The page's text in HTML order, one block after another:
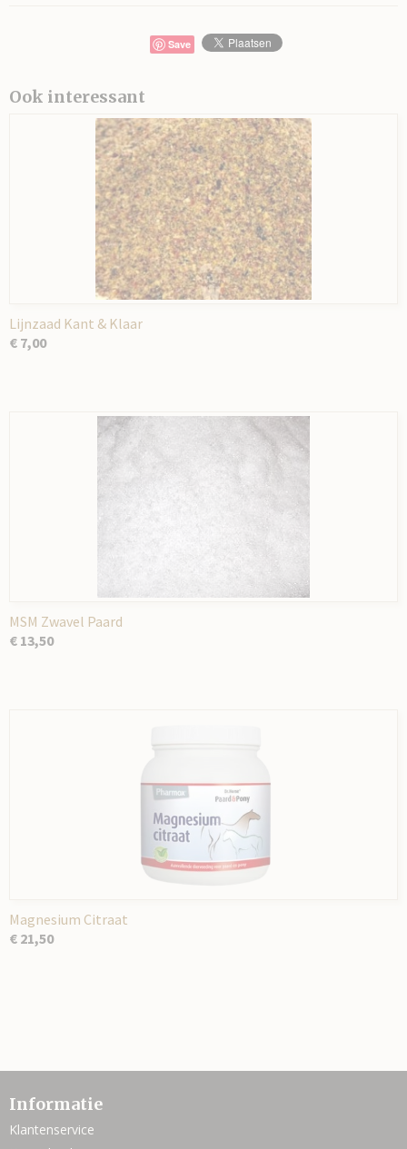
Save
Ook interessant
Lijnzaad Kant & Klaar
€ 7,00
MSM Zwavel Paard
€ 13,50
Magnesium Citraat
€ 21,50
Informatie
Klantenservice